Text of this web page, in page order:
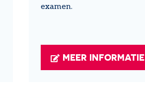
examen.
MEER INFORMATIE